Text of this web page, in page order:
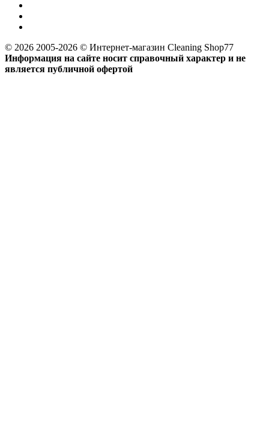
© 2026 2005-2026 © Интернет-магазин Cleaning Shop77
Информация на сайте носит справочный характер и не
является публичной офертой